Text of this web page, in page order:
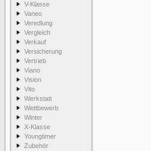
V-Klasse
Vaneo
Veredlung
Vergleich
Verkauf
Versicherung
Vertrieb
Viano
Vision
Vito
Werkstatt
Wettbewerb
Winter
X-Klasse
Youngtimer
Zubehör